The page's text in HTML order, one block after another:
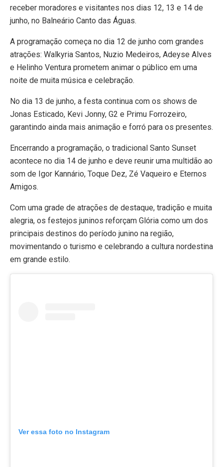
receber moradores e visitantes nos dias 12, 13 e 14 de
junho, no Balneário Canto das Águas.
A programação começa no dia 12 de junho com grandes
atrações: Walkyria Santos, Nuzio Medeiros, Adeyse Alves
e Helinho Ventura prometem animar o público em uma
noite de muita música e celebração.
No dia 13 de junho, a festa continua com os shows de
Jonas Esticado, Kevi Jonny, G2 e Primu Forrozeiro,
garantindo ainda mais animação e forró para os presentes.
Encerrando a programação, o tradicional Santo Sunset
acontece no dia 14 de junho e deve reunir uma multidão ao
som de Igor Kannário, Toque Dez, Zé Vaqueiro e Eternos
Amigos.
Com uma grade de atrações de destaque, tradição e muita
alegria, os festejos juninos reforçam Glória como um dos
principais destinos do período junino na região,
movimentando o turismo e celebrando a cultura nordestina
em grande estilo.
Ver essa foto no Instagram